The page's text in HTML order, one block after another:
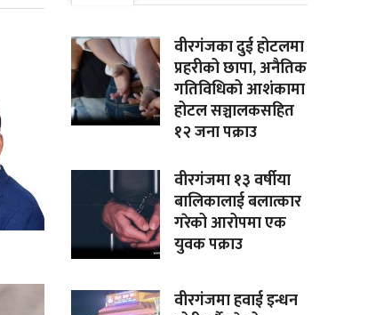
वीरगंजका दुई होटलमा
प्रहरीको छापा, अनैतिक
गतिविधिको आशंकामा
होटल सञ्चालकसहित
१२ जना पक्राउ
वीरगंजमा १३ वर्षीया
बालिकालाई बलात्कार
गरेको आरोपमा एक
युवक पक्राउ
वीरगंजमा हवाई इन्धन